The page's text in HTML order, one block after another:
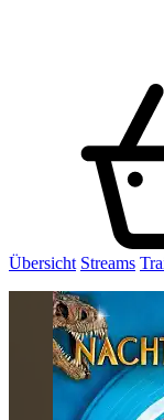
Übersicht Streams